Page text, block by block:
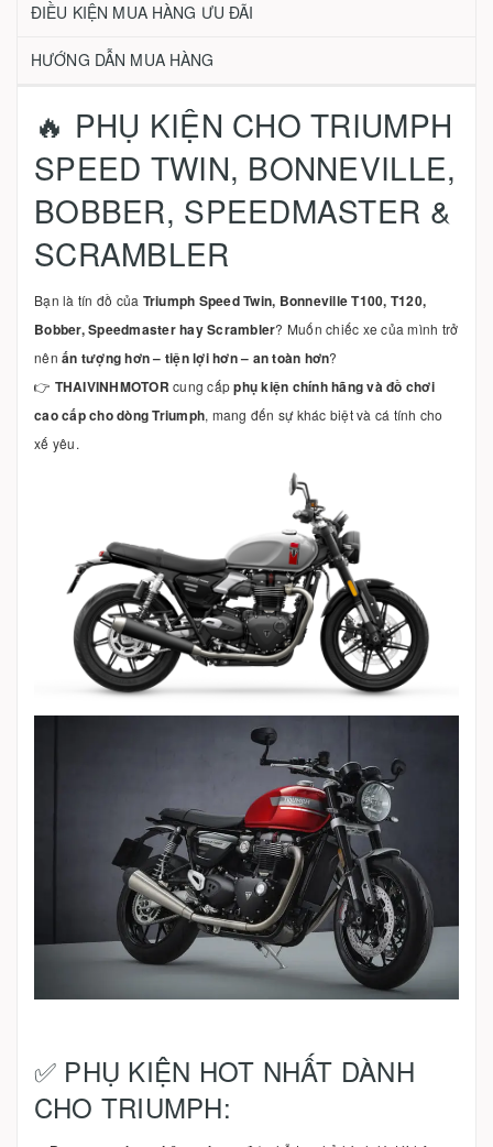
ĐIỀU KIỆN MUA HÀNG ƯU ĐÃI
HƯỚNG DẪN MUA HÀNG
🔥 PHỤ KIỆN CHO TRIUMPH
SPEED TWIN, BONNEVILLE,
BOBBER, SPEEDMASTER &
SCRAMBLER
Bạn là tín đồ của Triumph Speed Twin, Bonneville T100, T120,
Bobber, Speedmaster hay Scrambler? Muốn chiếc xe của mình trở
nên ấn tượng hơn – tiện lợi hơn – an toàn hơn?
👉 THAIVINHMOTOR cung cấpphụ kiện chính hãng và đồ chơi
cao cấp cho dòng Triumph, mang đến sự khác biệt và cá tính cho
xế yêu.
✅ PHỤ KIỆN HOT NHẤT DÀNH
CHO TRIUMPH: